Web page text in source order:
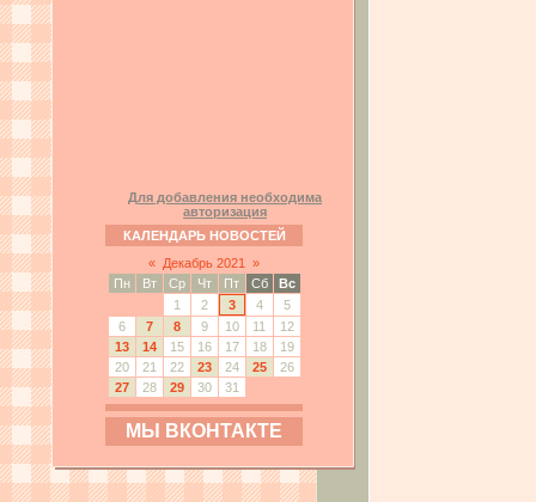
Для добавления необходима
авторизация
КАЛЕНДАРЬ НОВОСТЕЙ
« Декабрь 2021
»
Пн
Вт Ср Чт Пт Сб
Вс
1
2 3 4
5
6
7 8 9 10 11
12
13
14 15 16 17 18
19
20
21 22 23 24 25
26
27
28 29 30 31
МЫ ВКОНТАКТЕ